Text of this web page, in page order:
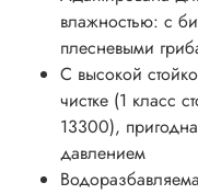
влажностью: с
плесневыми
С высокой
чистке (1 класс
13300),
давлением